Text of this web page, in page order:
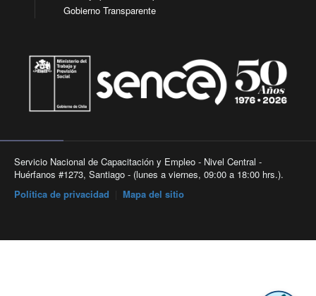
Gobierno Transparente
Servicio Nacional de Capacitación y Empleo - Nivel Central -
Huérfanos #1273, Santiago - (lunes a viernes, 09:00 a 18:00 hrs.).
Política de privacidad
Mapa del sitio